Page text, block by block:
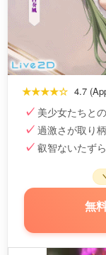
★★★★☆ 4.7
美少女たちと
過激さが取り
叡智ないたず
無